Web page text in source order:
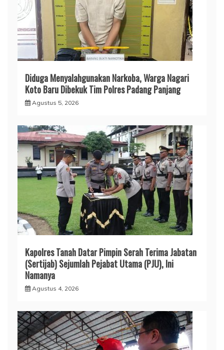
Diduga Menyalahgunakan Narkoba, Warga Nagari
Koto Baru Dibekuk Tim Polres Padang Panjang
Agustus 5, 2026
Kapolres Tanah Datar Pimpin Serah Terima Jabatan
(Sertijab) Sejumlah Pejabat Utama (PJU), Ini
Namanya
Agustus 4, 2026